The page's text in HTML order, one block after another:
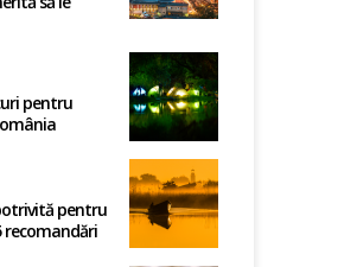
pentru
pentru
recomandări